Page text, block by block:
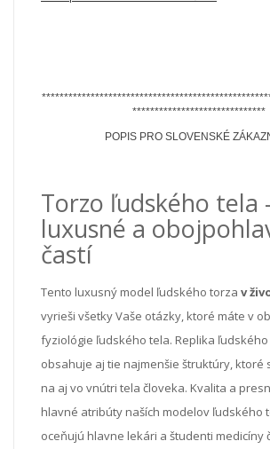
******************************
POPIS PRO SLOVENSKÉ
Torzo ľudského tela
luxusné a
častí
Tento luxusný model ľudského torza v
vyrieši všetky Vaše otázky, ktoré máte v
fyziológie ľudského tela. Replika
obsahuje aj tie najmenšie štruktúry, ktoré
na aj vo vnútri tela človeka. Kvalita a
hlavné atribúty naších modelov ľudského
oceňujú hlavne lekári a študenti medicíny